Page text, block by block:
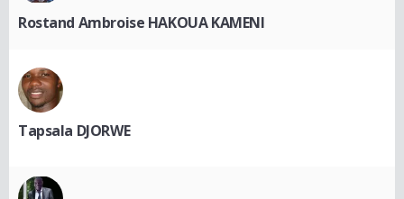
Rostand Ambroise HAKOUA KAMENI
Tapsala DJORWE